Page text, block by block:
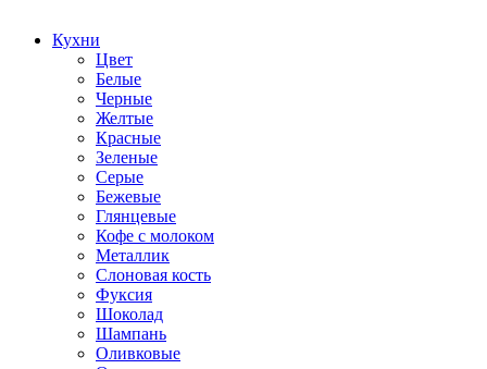
Кухни
Цвет
Белые
Черные
Желтые
Красные
Зеленые
Серые
Бежевые
Глянцевые
Кофе с молоком
Металлик
Слоновая кость
Фуксия
Шоколад
Шампань
Оливковые